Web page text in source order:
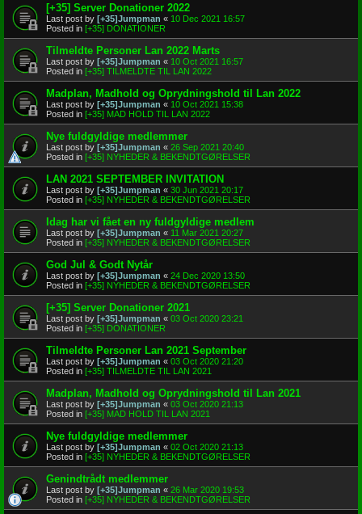
[+35] Server Donationer 2022
Last post by [+35]Jumpman « 10 Dec 2021 16:57
Posted in [+35] DONATIONER
Tilmeldte Personer Lan 2022 Marts
Last post by [+35]Jumpman « 10 Oct 2021 16:57
Posted in [+35] TILMELDTE TIL LAN 2022
Madplan, Madhold og Oprydningshold til Lan 2022
Last post by [+35]Jumpman « 10 Oct 2021 15:38
Posted in [+35] MAD HOLD TIL LAN 2022
Nye fuldgyldige medlemmer
Last post by [+35]Jumpman « 26 Sep 2021 20:40
Posted in [+35] NYHEDER & BEKENDTGØRELSER
LAN 2021 SEPTEMBER INVITATION
Last post by [+35]Jumpman « 30 Jun 2021 20:17
Posted in [+35] NYHEDER & BEKENDTGØRELSER
Idag har vi fået en ny fuldgyldige medlem
Last post by [+35]Jumpman « 11 Mar 2021 20:27
Posted in [+35] NYHEDER & BEKENDTGØRELSER
God Jul & Godt Nytår
Last post by [+35]Jumpman « 24 Dec 2020 13:50
Posted in [+35] NYHEDER & BEKENDTGØRELSER
[+35] Server Donationer 2021
Last post by [+35]Jumpman « 03 Oct 2020 23:21
Posted in [+35] DONATIONER
Tilmeldte Personer Lan 2021 September
Last post by [+35]Jumpman « 03 Oct 2020 21:20
Posted in [+35] TILMELDTE TIL LAN 2021
Madplan, Madhold og Oprydningshold til Lan 2021
Last post by [+35]Jumpman « 03 Oct 2020 21:13
Posted in [+35] MAD HOLD TIL LAN 2021
Nye fuldgyldige medlemmer
Last post by [+35]Jumpman « 02 Oct 2020 21:13
Posted in [+35] NYHEDER & BEKENDTGØRELSER
Genindtrådt medlemmer
Last post by [+35]Jumpman « 26 Mar 2020 19:53
Posted in [+35] NYHEDER & BEKENDTGØRELSER